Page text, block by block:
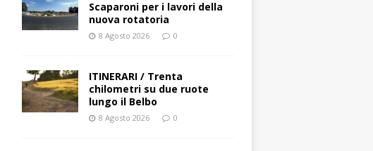
Scaparoni per i lavori della
nuova rotatoria
8 Agosto 2026 0
ITINERARI / Trenta
chilometri su due ruote
lungo il Belbo
8 Agosto 2026 0